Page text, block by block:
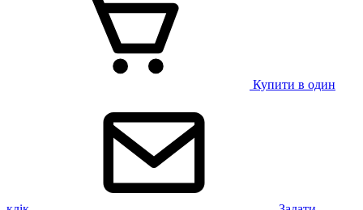
Купити в один